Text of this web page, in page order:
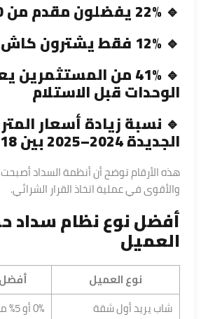
🔹 22% يفضلون مقدم من 10–20%
🔹 12% فقط يشترون كاش
🔹 41% من
الوحدات قبل الاستلام
🔹 نسبة زيادة أسعار
الجديدة 2024–2025 بين 18% و32%
هذه الأرقام توضح أن أنظمة السداد أصبحت
والأقوى في عملية اتخاذ القرار الشرائي.
أفضل نوعنظام سداد
العميل
نوع العميل
شاب يريد أول شقة
0% أو 5% مقدم